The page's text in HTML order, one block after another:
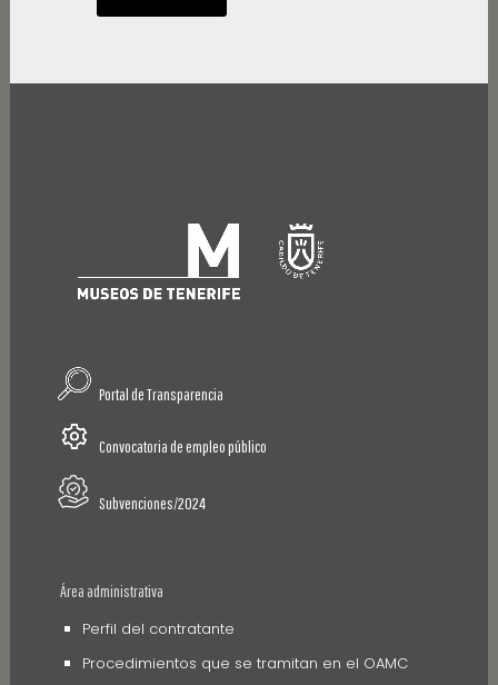
Portal de Transparencia
Convocatoria de empleo público
Subvenciones/2024
Área administrativa
Perfil del contratante
Procedimientos que se tramitan en el OAMC